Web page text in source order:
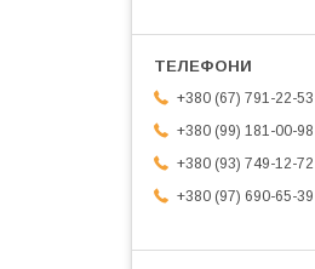
+380 (67) 791-22-53
+380 (99) 181-00-98
+380 (93) 749-12-72
+380 (97) 690-65-39